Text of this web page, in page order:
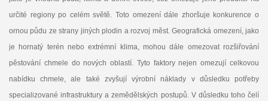
určité regiony po celém světě. Toto omezení dále zhoršuje konkurence o
ornou půdu ze strany jiných plodin a rozvoj měst. Geografická omezení, jako
je hornatý terén nebo extrémní klima, mohou dále omezovat rozšiřování
pěstování chmele do nových oblastí. Tyto faktory nejen omezují celkovou
nabídku chmele, ale také zvyšují výrobní náklady v důsledku potřeby
specializované infrastruktury a zemědělských postupů. V důsledku toho čelí